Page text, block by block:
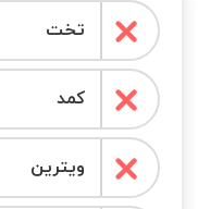
تخت
کمد
ویترین